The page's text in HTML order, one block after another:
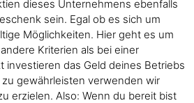
dieses Unternehmens ebenfalls
sein. Egal ob es sich um
Möglichkeiten. Hier geht es um
Kriterien als bei einer
investieren das Geld deines Betriebs
gewährleisten verwenden wir
erzielen. Also: Wenn du bereit bist